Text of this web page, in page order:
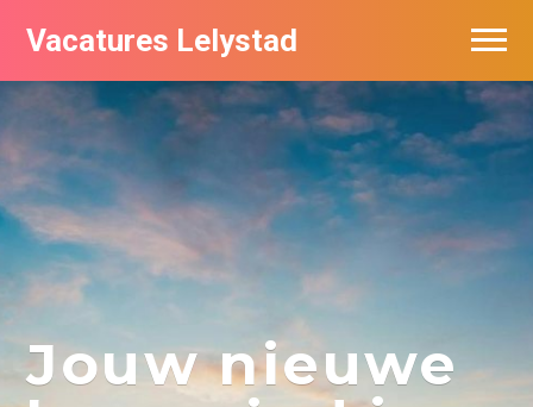
Vacatures Lelystad
Jouw nieuwe
Vacatures per bedrijf in Lelystad
De populairste vacatures in Lelystad
Nieuwsbrief feed